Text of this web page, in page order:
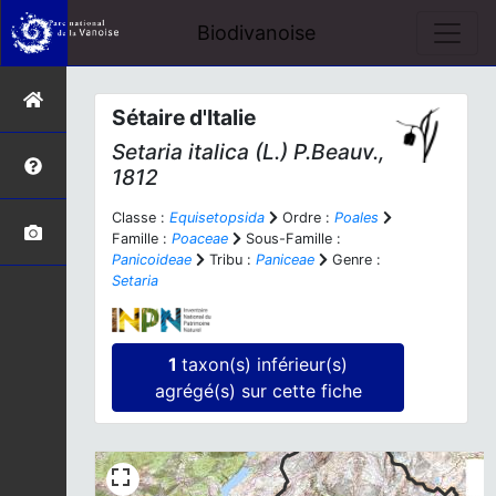
Biodivanoise
Sétaire d'Italie
Setaria italica (L.) P.Beauv.,
1812
Classe : Equisetopsida Ordre : Poales
Famille : Poaceae
Sous-Famille :
Panicoideae
Tribu : Paniceae
Genre :
Setaria
1taxon(s) inférieur(s)
agrégé(s) sur cette fiche